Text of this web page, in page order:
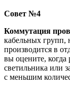
Совет №4
Коммутация
кабельных групп,
производится в
вы оцените, когда
светильника или
с меньшим